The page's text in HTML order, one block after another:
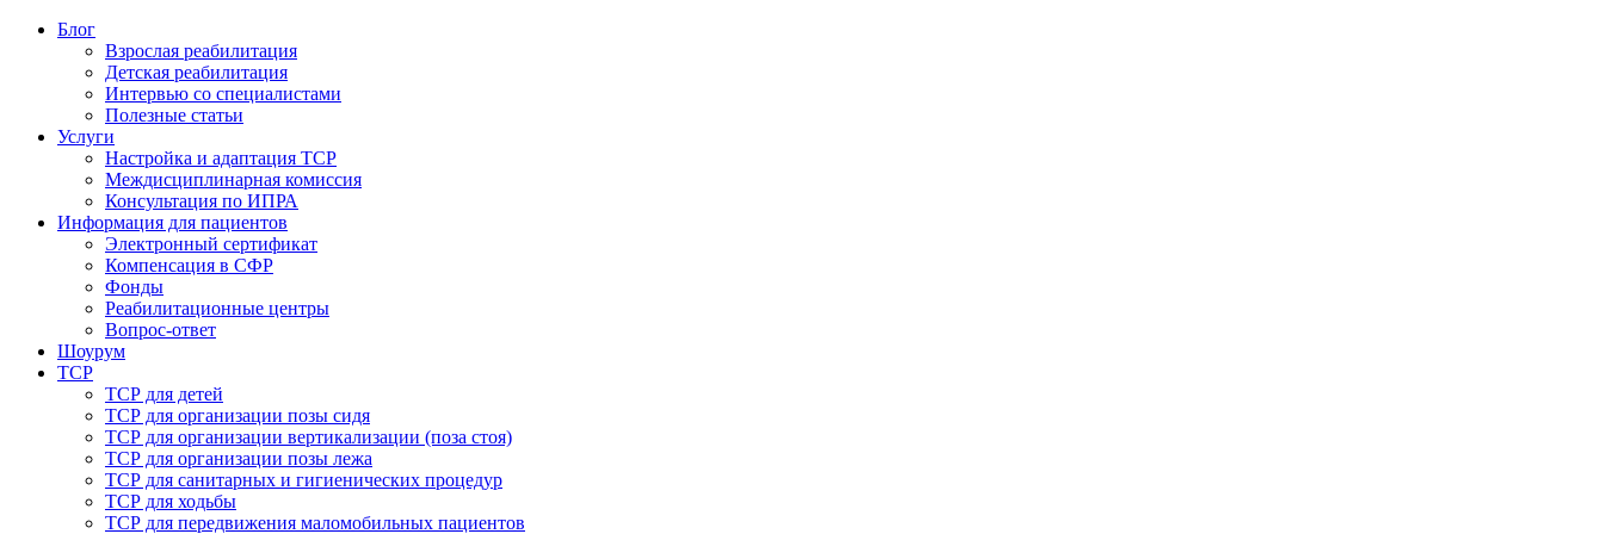
Блог
Взрослая реабилитация
Детская реабилитация
Интервью со специалистами
Полезные статьи
Услуги
Настройка и адаптация ТСР
Междисциплинарная комиссия
Консультация по ИПРА
Информация для пациентов
Электронный сертификат
Компенсация в СФР
Фонды
Реабилитационные центры
Вопрос-ответ
Шоурум
ТСР
ТСР для детей
ТСР для организации позы сидя
ТСР для организации вертикализации (поза стоя)
ТСР для организации позы лежа
ТСР для санитарных и гигиенических процедур
ТСР для ходьбы
ТСР для передвижения маломобильных пациентов